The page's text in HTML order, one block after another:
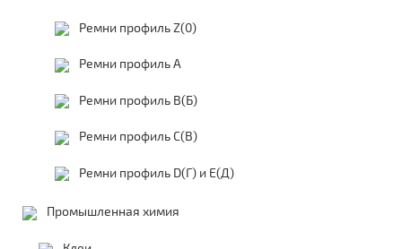
Ремни профиль Z(0)
Ремни профиль А
Ремни профиль В(Б)
Ремни профиль С(В)
Ремни профиль D(Г) и E(Д)
Промышленная химия